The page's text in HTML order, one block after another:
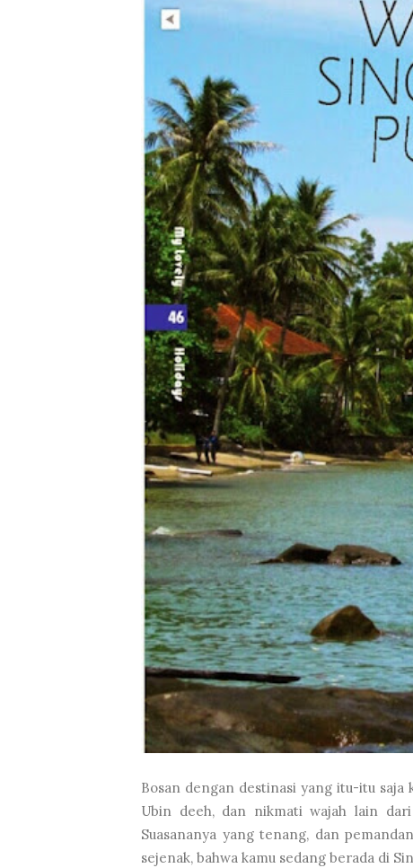
Bosan dengan destinasi yang itu-itu saja
Ubin deeh, dan nikmati wajah lain
Suasananya yang tenang, dan
sejenak, bahwa kamu sedang berada di